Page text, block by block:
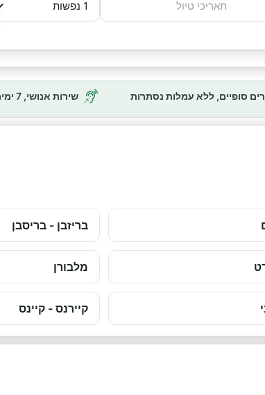
סופיים, ללא עמלות נסתרות שירות אנושי, 7 ימים בשבוע
בריזבן - בריסבן
מלבורן
קיירנס - קיינס